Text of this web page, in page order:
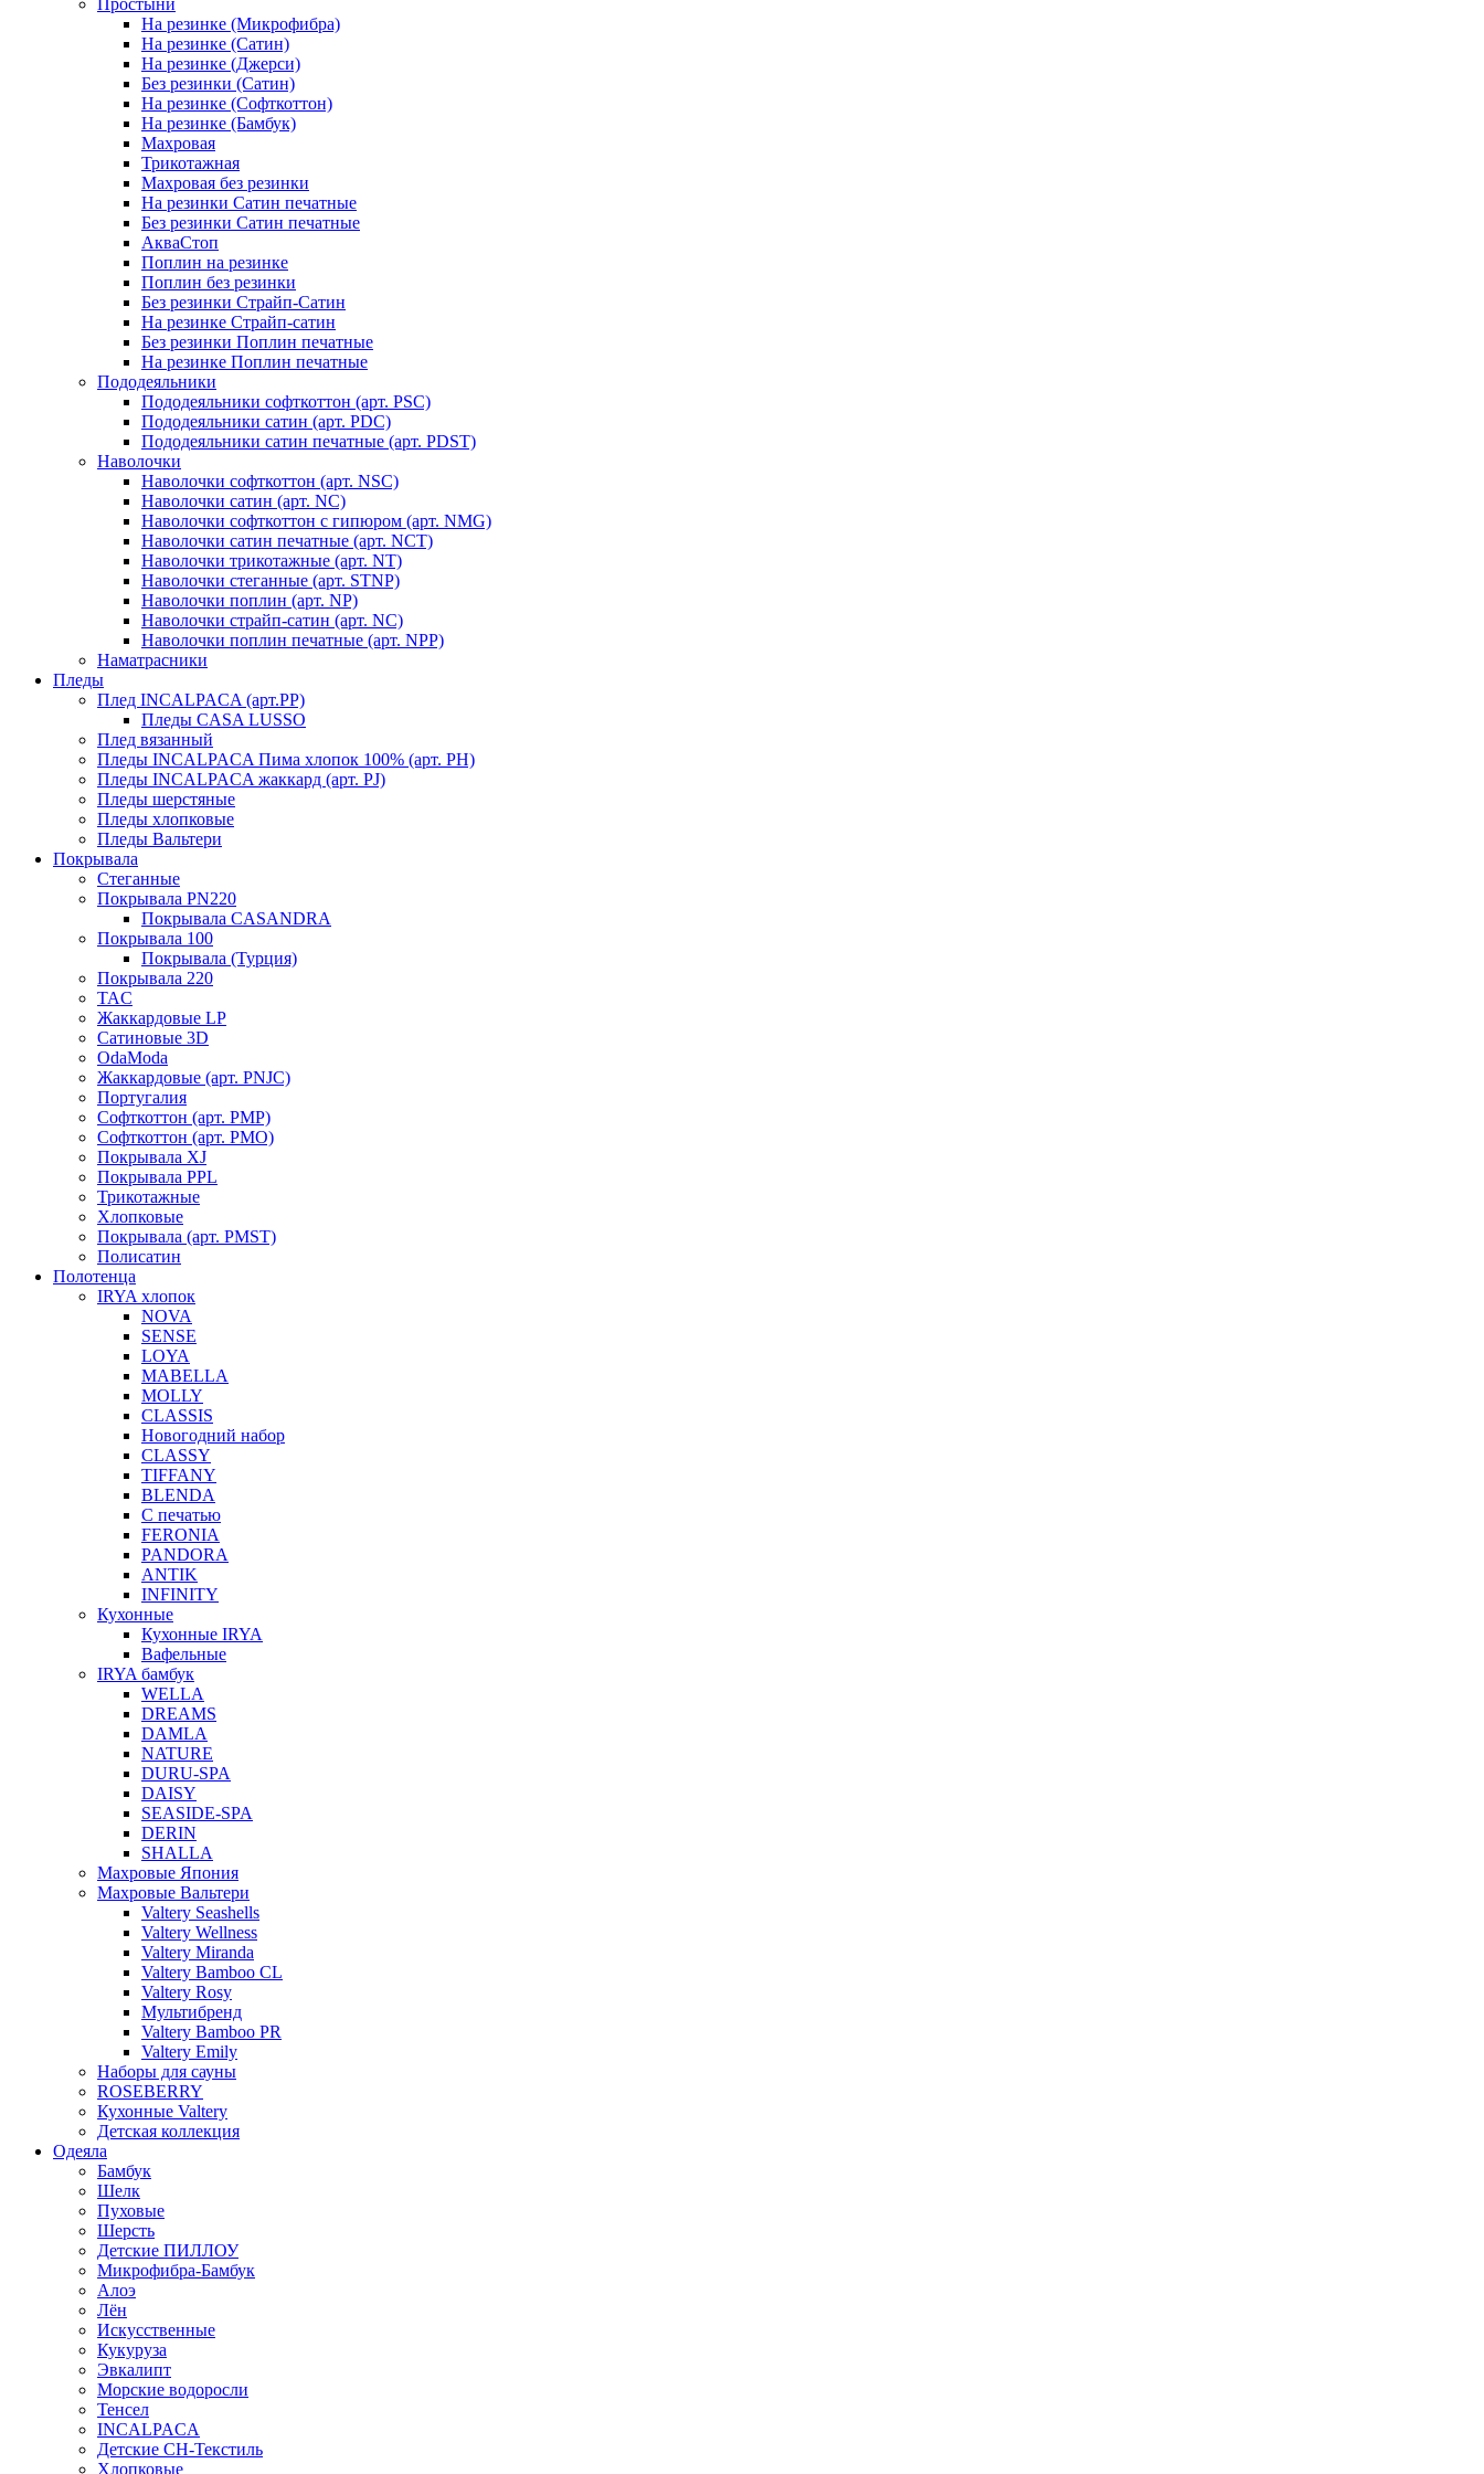
Простыни
На резинке (Микрофибра)
На резинке (Сатин)
На резинке (Джерси)
Без резинки (Сатин)
На резинке (Софткоттон)
На резинке (Бамбук)
Махровая
Трикотажная
Махровая без резинки
На резинки Сатин печатные
Без резинки Сатин печатные
АкваСтоп
Поплин на резинке
Поплин без резинки
Без резинки Страйп-Сатин
На резинке Страйп-сатин
Без резинки Поплин печатные
На резинке Поплин печатные
Пододеяльники
Пододеяльники софткоттон (арт. PSC)
Пододеяльники сатин (арт. PDC)
Пододеяльники сатин печатные (арт. PDST)
Наволочки
Наволочки софткоттон (арт. NSC)
Наволочки сатин (арт. NC)
Наволочки софткоттон с гипюром (арт. NMG)
Наволочки сатин печатные (арт. NCT)
Наволочки трикотажные (арт. NT)
Наволочки стеганные (арт. STNP)
Наволочки поплин (арт. NP)
Наволочки страйп-сатин (арт. NC)
Наволочки поплин печатные (арт. NPP)
Наматрасники
Пледы
Плед INCALPACA (арт.PP)
Пледы CASA LUSSO
Плед вязанный
Пледы INCALPACA Пима хлопок 100% (арт. PH)
Пледы INCALPACA жаккард (арт. PJ)
Пледы шерстяные
Пледы хлопковые
Пледы Вальтери
Покрывала
Стеганные
Покрывала PN220
Покрывала CASANDRA
Покрывала 100
Покрывала (Турция)
Покрывала 220
TAC
Жаккардовые LP
Сатиновые 3D
OdaModa
Жаккардовые (арт. PNJC)
Португалия
Софткоттон (арт. PMP)
Софткоттон (арт. PMO)
Покрывала XJ
Покрывала PPL
Трикотажные
Хлопковые
Покрывала (арт. PMST)
Полисатин
Полотенца
IRYA хлопок
NOVA
SENSE
LOYA
MABELLA
MOLLY
CLASSIS
Новогодний набор
CLASSY
TIFFANY
BLENDA
С печатью
FERONIA
PANDORA
ANTIK
INFINITY
Кухонные
Кухонные IRYA
Вафельные
IRYA бамбук
WELLA
DREAMS
DAMLA
NATURE
DURU-SPA
DAISY
SEASIDE-SPA
DERIN
SHALLA
Махровые Япония
Махровые Вальтери
Valtery Seashells
Valtery Wellness
Valtery Miranda
Valtery Bamboo CL
Valtery Rosy
Мультибренд
Valtery Bamboo PR
Valtery Emily
Наборы для сауны
ROSEBERRY
Кухонные Valtery
Детская коллекция
Одеяла
Бамбук
Шелк
Пуховые
Шерсть
Детские ПИЛЛОУ
Микрофибра-Бамбук
Алоэ
Лён
Искусственные
Кукуруза
Эвкалипт
Морские водоросли
Тенсел
INCALPACA
Детские СН-Текстиль
Хлопковые